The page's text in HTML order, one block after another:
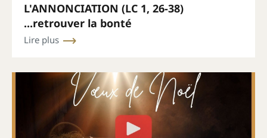
L'ANNONCIATION (LC 1, 26-38)
...retrouver la bonté
Lire plus